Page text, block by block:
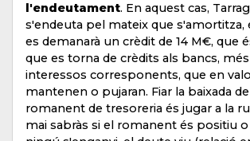
l'endeutament. En aquest cas,
s'endeuta pel mateix que s'amortitza,
es demanarà un crèdit de 14 M€, que
que es torna de crèdits als bancs,
interessos corresponents, que en
mantenen o pujaran. Fiar la baixada
romanent de tresoreria és jugar a la
mai sabràs si el romanent és positiu